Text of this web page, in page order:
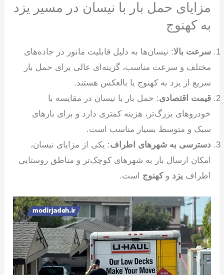
مزایای حمل بار با نیسان در مسیر یزد
به کهنوج
سرعت بالا: نیسان‌ها به دلیل قابلیت مانور در جاده‌های
مختلف و سرعت مناسب، گزینه‌ای عالی برای حمل بار
سریع از یزد به کهنوج یا بالعکس هستند.
قیمت اقتصادی: حمل بار با نیسان در مقایسه با
خودروهای بزرگ‌تر، هزینه کمتری دارد و برای بارهای
سبک و متوسط بسیار مناسب است.
دسترسی به شهرهای اطراف: یکی از مزایای نیسان،
امکان ارسال بار به شهرهای کوچک‌تر و مناطق روستایی
اطراف یزد وکهنوج است.